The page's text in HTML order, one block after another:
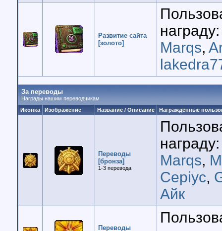
Развитие сайта
[золото]
Marqs,
За переводы
Награды нашим переводчикам
Иконка
Изображение Название / Описание Награждённые
Переводы
[бронза]
1-3 перевода
Marqs,
Cepiyc,
Айк
Переводы